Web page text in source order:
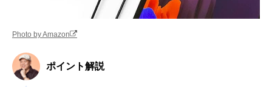
Photo by Amazon
ポイント解説